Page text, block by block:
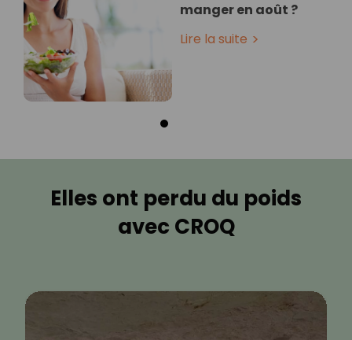
manger en août ?
Lire la suite
Elles ont perdu du poids
avec CROQ